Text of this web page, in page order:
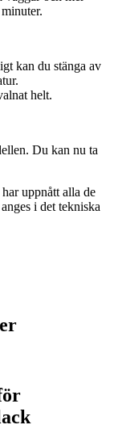
kan du stänga av
helt.
Du kan nu ta
uppnått alla de
i det tekniska